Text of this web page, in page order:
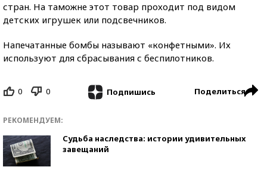
стран. На таможне этот товар проходит под видом
детских игрушек или подсвечников.
Напечатанные бомбы называют «конфетными». Их
используют для сбрасывания с беспилотников.
0 0 Подпишись Поделиться
РЕКОМЕНДУЕМ:
Судьба наследства: истории удивительных
завещаний